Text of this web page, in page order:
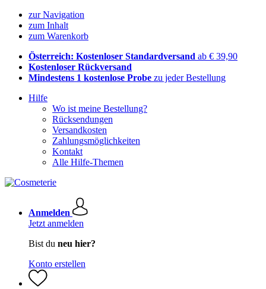
zur Navigation
zum Inhalt
zum Warenkorb
Österreich: Kostenloser Standardversand ab € 39,90
Kostenloser Rückversand
Mindestens 1 kostenlose Probe zu jeder Bestellung
Hilfe
Wo ist meine Bestellung?
Rücksendungen
Versandkosten
Zahlungsmöglichkeiten
Kontakt
Alle Hilfe-Themen
Anmelden
Jetzt anmelden
Bist du neu hier?
Konto erstellen